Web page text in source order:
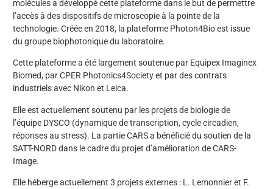
molécules a développé cette plateforme dans le but de permettre
l’accès à des dispositifs de microscopie à la pointe de la
technologie. Créée en 2018, la plateforme Photon4Bio est issue
du groupe biophotonique du laboratoire.
Cette plateforme a été largement soutenue par Equipex Imaginex
Biomed, par CPER Photonics4Society et par des contrats
industriels avec Nikon et Leica.
Elle est actuellement soutenu par les projets de biologie de
l’équipe DYSCO (dynamique de transcription, cycle circadien,
réponses au stress). La partie CARS a bénéficié du soutien de la
SATT-NORD dans le cadre du projet d’amélioration de CARS-
Image.
Elle héberge actuellement 3 projets externes : L. Lemonnier et F.